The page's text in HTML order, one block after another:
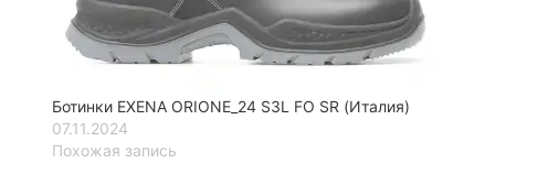
Ботинки EXENA ORIONE_24 S3L FO SR (Италия)
07.11.2024
Похожая запись